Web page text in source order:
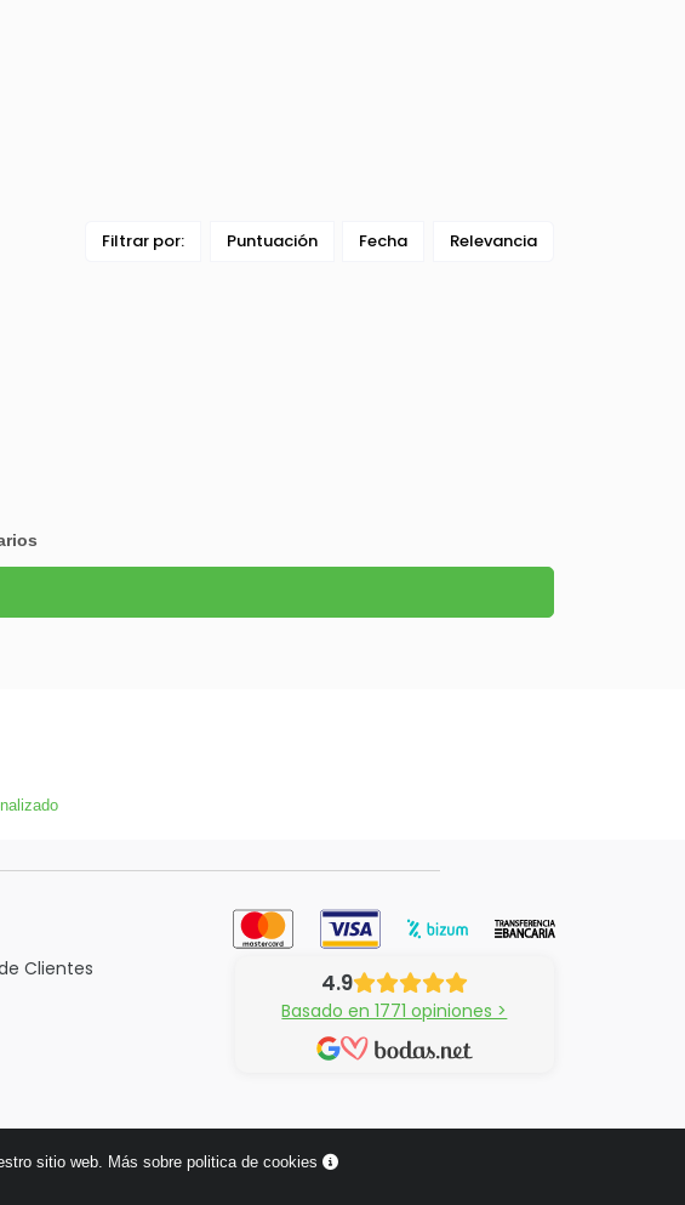
Filtrar por: Puntuación Fecha Relevancia
Clientes
4.9
Basado en 1771 opiniones >
sitio web. Más sobre politica de cookies